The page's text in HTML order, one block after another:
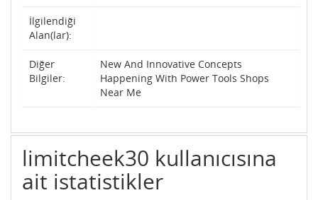
İlgilendiği
Alan(lar):
Diğer
Bilgiler:
New And Innovative Concepts
Happening With Power Tools Shops
Near Me
limitcheek30 kullanıcısına
ait istatistikler